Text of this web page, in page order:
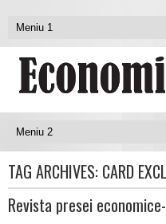
TAG ARCHIVES: CARD
Revista presei